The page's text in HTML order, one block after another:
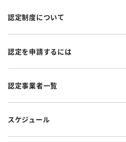
認定制度について
認定を申請するには
認定事業者一覧
スケジュール